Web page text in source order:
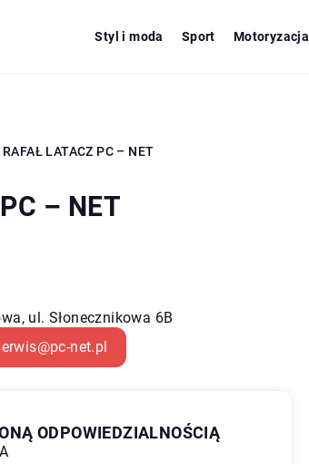
Styl i moda Sport Motoryzacja
RAFAŁ LATACZ PC – NET
– NET
ul. Słonecznikowa 6B
net.pl
ODPOWIEDZIALNOŚCIĄ